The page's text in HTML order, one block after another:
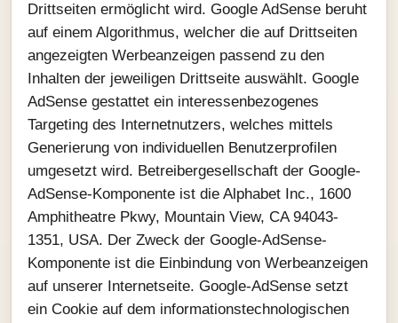
Drittseiten ermöglicht wird. Google AdSense beruht
auf einem Algorithmus, welcher die auf Drittseiten
angezeigten Werbeanzeigen passend zu den
Inhalten der jeweiligen Drittseite auswählt. Google
AdSense gestattet ein interessenbezogenes
Targeting des Internetnutzers, welches mittels
Generierung von individuellen Benutzerprofilen
umgesetzt wird. Betreibergesellschaft der Google-
AdSense-Komponente ist die Alphabet Inc., 1600
Amphitheatre Pkwy, Mountain View, CA 94043-
1351, USA. Der Zweck der Google-AdSense-
Komponente ist die Einbindung von Werbeanzeigen
auf unserer Internetseite. Google-AdSense setzt
ein Cookie auf dem informationstechnologischen